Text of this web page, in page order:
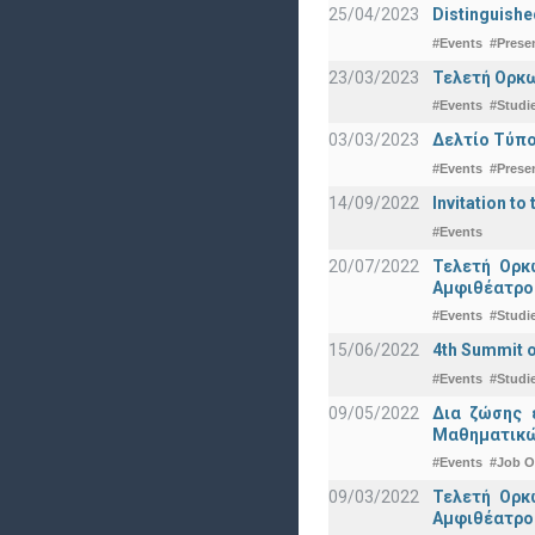
25/04/2023
#Events
23/03/2023 Τελετή
#Events
03/03/2023 Δελτίο
#Events
14/09/2022 Invitation to
#Events
20/07/2022
Τελετή
Αμφιθέατρο
#Events
15/06/2022 4th Summit
#Events
09/05/2022
Δια ζώσης
#Events #Job
09/03/2022
Τελετή
Αμφιθέατρο